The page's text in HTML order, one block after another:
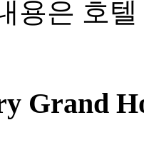
용은 호
Grand